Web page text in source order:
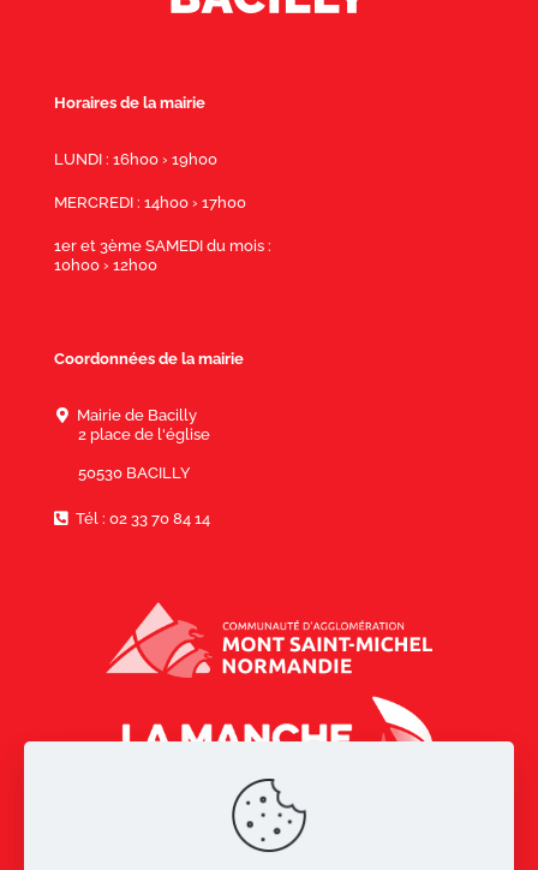
Horaires de la mairie
LUNDI : 16h00 › 19h00
MERCREDI : 14h00 › 17h00
1er et 3ème SAMEDI du mois :
10h00 › 12h00
Coordonnées de la mairie
Mairie de Bacilly
2 place de l'église
50530 BACILLY
Tél : 02 33 70 84 14